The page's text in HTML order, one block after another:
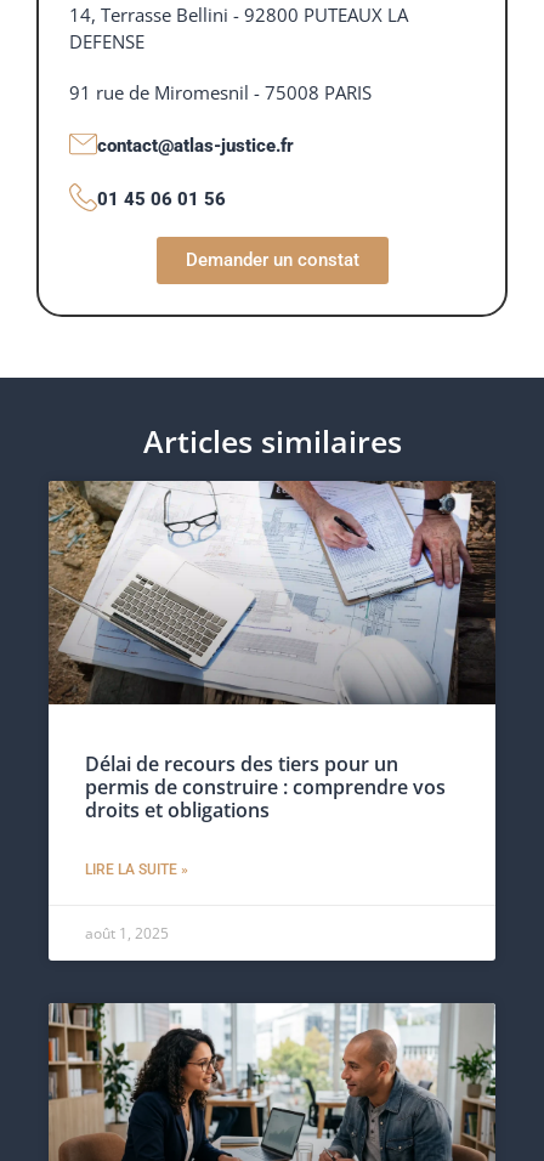
14, Terrasse Bellini - 92800 PUTEAUX LA
DEFENSE
91 rue de Miromesnil - 75008 PARIS
contact@atlas-justice.fr
01 45 06 01 56
Demander un constat
Articles similaires
Délai de recours des tiers pour un
permis de construire : comprendre vos
droits et obligations
LIRE LA SUITE »
août 1, 2025